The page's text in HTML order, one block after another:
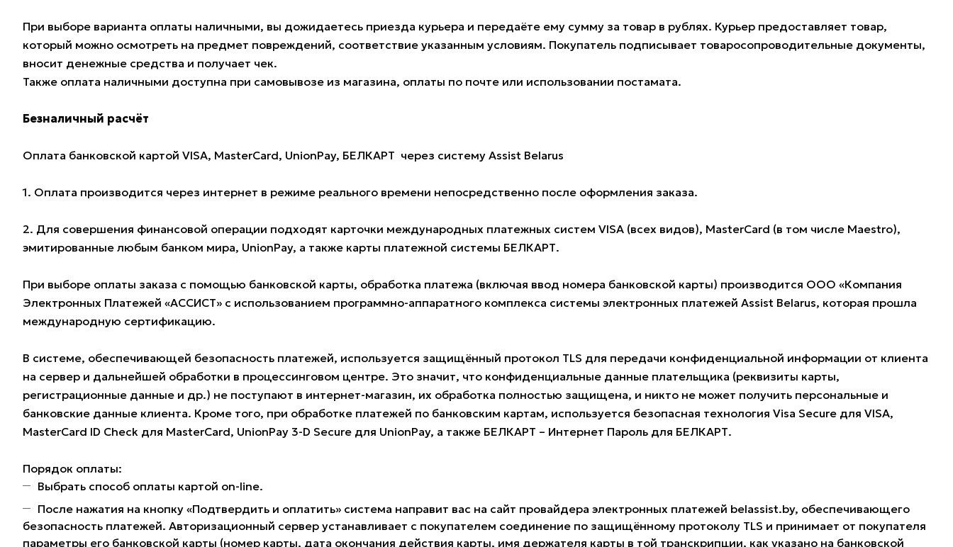
При выборе варианта оплаты наличными, вы дожидаетесь приезда курьера и передаёте ему сумму за товар в рублях. Курьер предоставляет товар,
который можно осмотреть на предмет повреждений, соответствие указанным условиям. Покупатель подписывает товаросопроводительные документы,
вносит денежные средства и получает чек.
Также оплата наличными доступна при самовывозе из магазина, оплаты по почте или использовании постамата.
Безналичный расчёт
Оплата банковской картой VISA, MasterCard, UnionPay, БЕЛКАРТ через систему Assist Belarus
1. Оплата производится через интернет в режиме реального времени непосредственно после оформления заказа.
2. Для совершения финансовой операции подходят карточки международных платежных систем VISA (всех видов), MasterCard (в том числе Maestro),
эмитированные любым банком мира, UnionPay, а также карты платежной системы БЕЛКАРТ.
При выборе оплаты заказа с помощью банковской карты, обработка платежа (включая ввод номера банковской карты) производится ООО «Компания
Электронных Платежей «АССИСТ» с использованием программно-аппаратного комплекса системы электронных платежей Assist Belarus, которая прошла
международную сертификацию.
В системе, обеспечивающей безопасность платежей, используется защищённый протокол TLS для передачи конфиденциальной информации от клиента
на сервер и дальнейшей обработки в процессинговом центре. Это значит, что конфиденциальные данные плательщика (реквизиты карты,
регистрационные данные и др.) не поступают в интернет-магазин, их обработка полностью защищена, и никто не может получить персональные и
банковские данные клиента. Кроме того, при обработке платежей по банковским картам, используется безопасная технология Visa Secure для VISA,
MasterCard ID Check для MasterCard, UnionPay 3-D Secure для UnionPay, а также БЕЛКАРТ – Интернет Пароль для БЕЛКАРТ.
Порядок оплаты:
Выбрать способ оплаты картой on-line.
После нажатия на кнопку «Подтвердить и оплатить» система направит вас на сайт провайдера электронных платежей belassist.by, обеспечивающего
безопасность платежей. Авторизационный сервер устанавливает с покупателем соединение по защищённому протоколу TLS и принимает от покупателя
параметры его банковской карты (номер карты, дата окончания действия карты, имя держателя карты в той транскрипции, как указано на банковской